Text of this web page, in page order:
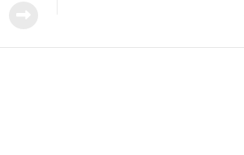
por precio: bajo a alto